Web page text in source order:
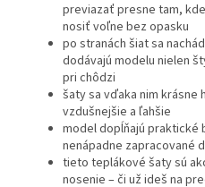
previazať presne tam,
nosiť voľne bez opasku
po stranách šiat sa
dodávajú modelu nielen
pri chôdzi
šaty sa vďaka nim krásne
vzdušnejšie a ľahšie
model dopĺňajú praktické
nenápadne zapracované
tieto teplákové šaty sú
nosenie – či už ideš na